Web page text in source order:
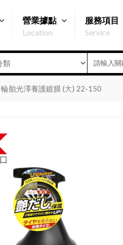
營業據點
Location
服務項目
Service
輪胎光澤養護鍍膜 (大) 22-150